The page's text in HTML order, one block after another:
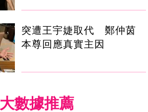
突遭王宇婕取代 鄭仲茵
本尊回應真實主因
大數據推薦